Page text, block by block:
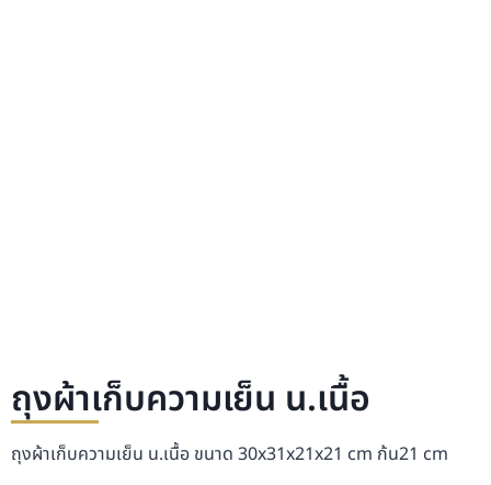
ถุงผ้าเก็บความเย็น น.เนื้อ
ถุงผ้าเก็บความเย็น น.เนื้อ ขนาด 30x31x21x21 cm ก้น21 cm